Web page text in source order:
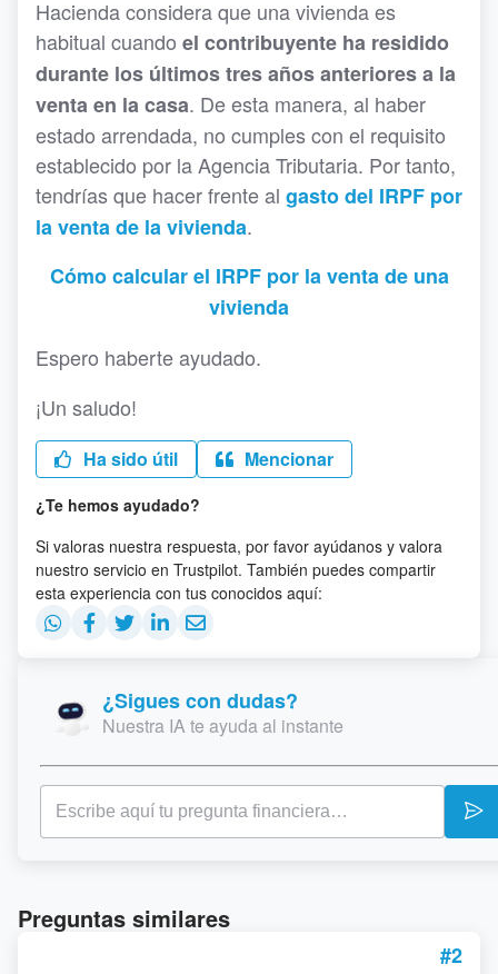
Hacienda considera que una vivienda es
habitual cuando el contribuyente ha residido
durante los últimos tres años anteriores a la
venta en la casa. De esta manera, al haber
estado arrendada, no cumples con el requisito
establecido por la Agencia Tributaria. Por tanto,
tendrías que hacer frente al gasto del IRPF por
la venta de la vivienda.
Cómo calcular el IRPF por la venta de una
vivienda
Espero haberte ayudado.
¡Un saludo!
Ha sido útil Mencionar
¿Te hemos ayudado?
Si valoras nuestra respuesta, por favor ayúdanos y valora
nuestro servicio en Trustpilot. También puedes compartir
esta experiencia con tus conocidos aquí:
¿Sigues con dudas?
Nuestra IA te ayuda al instante
Preguntas similares
#2